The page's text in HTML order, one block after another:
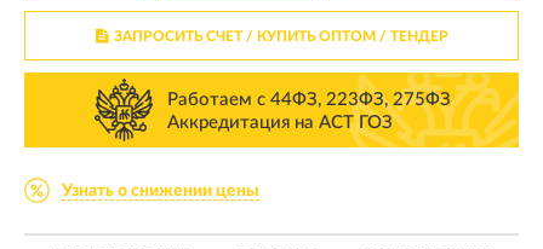
ЗАПРОСИТЬ СЧЕТ / КУПИТЬ ОПТОМ/ ТЕНДЕР
Работаем с 44ФЗ, 223ФЗ, 275ФЗ
Аккредитация на АСТ ГОЗ
Узнать о снижении цены